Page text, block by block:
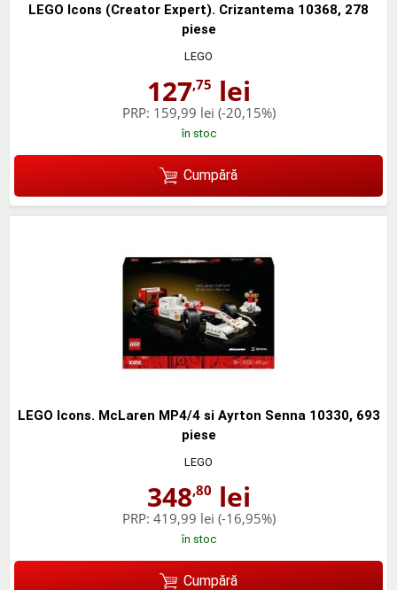
LEGO Icons (Creator Expert). Crizantema 10368, 278
piese
LEGO
127,75 lei
PRP: 159,99 lei (-20,15%)
în stoc
Cumpără
LEGO Icons. McLaren MP4/4 si Ayrton Senna 10330, 693
piese
LEGO
348,80 lei
PRP: 419,99 lei (-16,95%)
în stoc
Cumpără